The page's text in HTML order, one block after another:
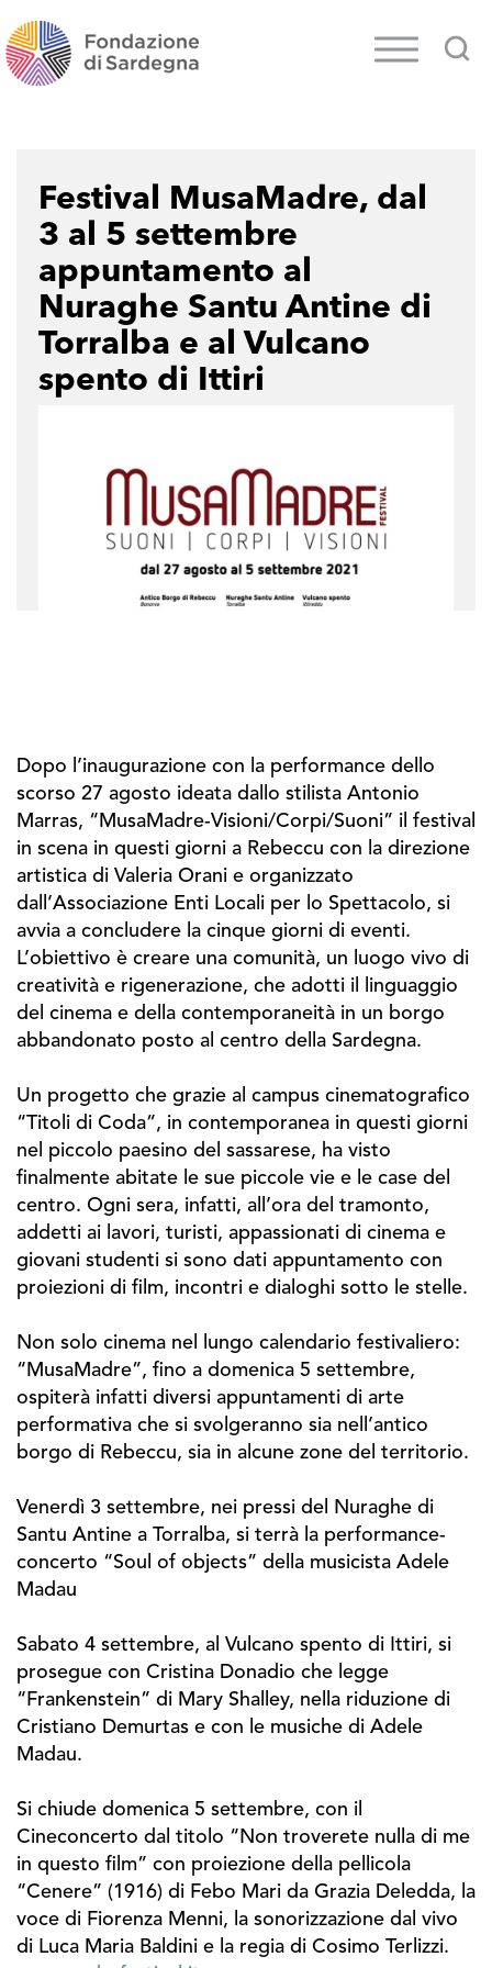
Festival MusaMadre, dal
3 al 5 settembre
appuntamento al
Nuraghe Santu Antine di
Torralba e al Vulcano
spento di Ittiri
Dopo l’inaugurazione con la performance dello
scorso 27 agosto ideata dallo stilista Antonio
Marras, “MusaMadre-Visioni/Corpi/Suoni” il festival
in scena in questi giorni a Rebeccu con la direzione
artistica di Valeria Orani e organizzato
dall’Associazione Enti Locali per lo Spettacolo, si
avvia a concludere la cinque giorni di eventi.
L’obiettivo è creare una comunità, un luogo vivo di
creatività e rigenerazione, che adotti il linguaggio
del cinema e della contemporaneità in un borgo
abbandonato posto al centro della Sardegna.
Un progetto che grazie al campus cinematografico
“Titoli di Coda”, in contemporanea in questi giorni
nel piccolo paesino del sassarese, ha visto
finalmente abitate le sue piccole vie e le case del
centro. Ogni sera, infatti, all’ora del tramonto,
addetti ai lavori, turisti, appassionati di cinema e
giovani studenti si sono dati appuntamento con
proiezioni di film, incontri e dialoghi sotto le stelle.
Non solo cinema nel lungo calendario festivaliero:
“MusaMadre”, fino a domenica 5 settembre,
ospiterà infatti diversi appuntamenti di arte
performativa che si svolgeranno sia nell’antico
borgo di Rebeccu, sia in alcune zone del territorio.
Venerdì 3 settembre, nei pressi del Nuraghe di
Santu Antine a Torralba, si terrà la performance-
concerto “Soul of objects” della musicista Adele
Madau
Sabato 4 settembre, al Vulcano spento di Ittiri, si
prosegue con Cristina Donadio che legge
“Frankenstein” di Mary Shalley, nella riduzione di
Cristiano Demurtas e con le musiche di Adele
Madau.
Si chiude domenica 5 settembre, con il
Cineconcerto dal titolo “Non troverete nulla di me
in questo film” con proiezione della pellicola
“Cenere” (1916) di Febo Mari da Grazia Deledda, la
voce di Fiorenza Menni, la sonorizzazione dal vivo
di Luca Maria Baldini e la regia di Cosimo Terlizzi.